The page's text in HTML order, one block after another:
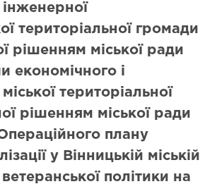
територіальної громади
рішенням міської ради
економічного і
територіальної
рішенням міської ради
плану
у Вінницькій міській
політики на